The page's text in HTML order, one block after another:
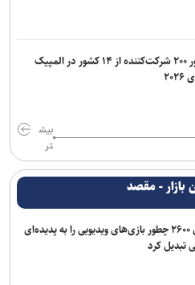
حضور ۲۰۰ شرکت‌کننده از ۱۴ کشور در المپیک
بیش
تر
بازار - مقصد
آتاری ۲۶۰۰ چطور بازی‌های ویدیویی را به پدیده‌ای
تبدیل کرد